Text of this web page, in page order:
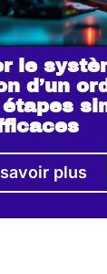
le
d’un
plus